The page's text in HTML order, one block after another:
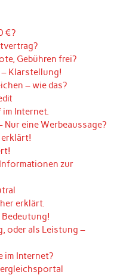
€?
Gebühren frei?
Klarstellung!
– wie das?
im Internet.
Nur eine Werbeaussage?
zur
erklärt.
Bedeutung!
oder als Leistung –
im Internet?